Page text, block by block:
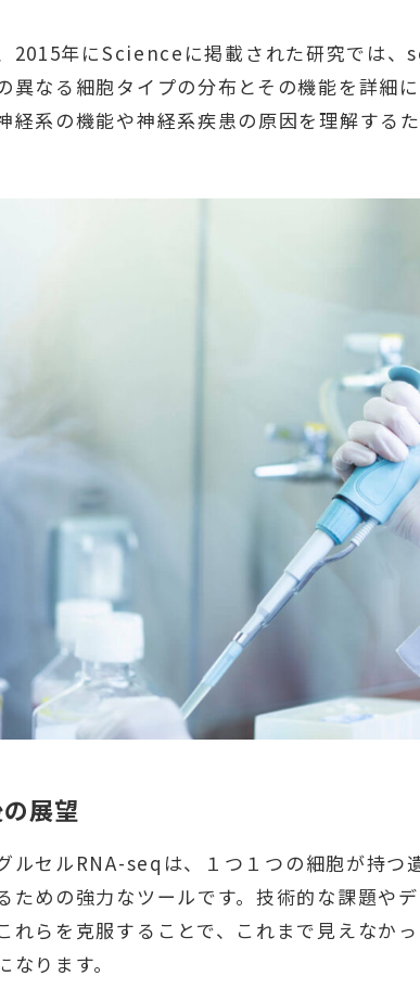
2015年にScienceに掲載された研究では、
異なる細胞タイプの分布とその機能を詳細
経系の機能や神経系疾患の原因を理解する
展望
ルセルRNA-seqは、１つ１つの細胞が持つ
ための強力なツールです。技術的な課題や
れらを克服することで、これまで見えなか
なります。